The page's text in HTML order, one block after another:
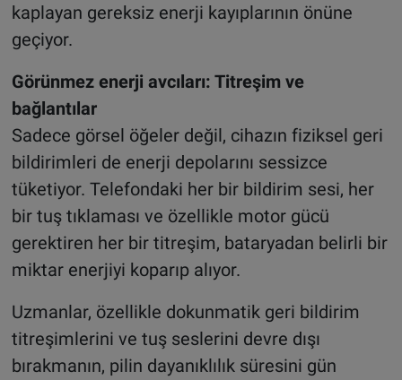
kaplayan gereksiz enerji kayıplarının önüne
geçiyor.
Görünmez enerji avcıları: Titreşim ve
bağlantılar
Sadece görsel öğeler değil, cihazın fiziksel geri
bildirimleri de enerji depolarını sessizce
tüketiyor. Telefondaki her bir bildirim sesi, her
bir tuş tıklaması ve özellikle motor gücü
gerektiren her bir titreşim, bataryadan belirli bir
miktar enerjiyi koparıp alıyor.
Uzmanlar, özellikle dokunmatik geri bildirim
titreşimlerini ve tuş seslerini devre dışı
bırakmanın, pilin dayanıklılık süresini gün